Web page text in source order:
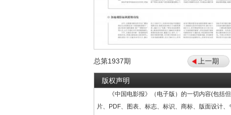
总第1937期 上一期
版权声明
《中国电影报》（电子版）的一切内容(包括但
片、PDF、图表、标志、标识、商标、版面设计、